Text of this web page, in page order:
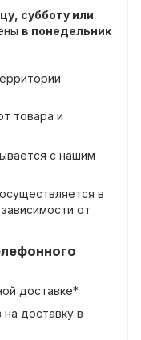
субботу или
в понедельник
товара и
с нашим
в
от
доставке*
доставку в